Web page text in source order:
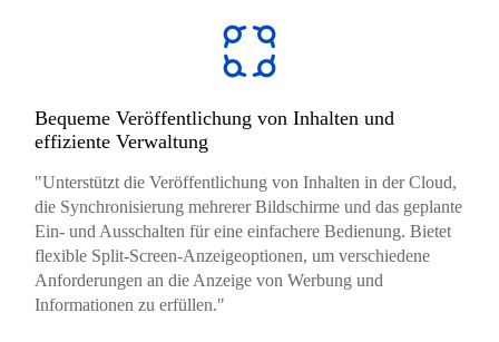
Bequeme Veröffentlichung von Inhalten und
effiziente Verwaltung
"Unterstützt die Veröffentlichung von Inhalten in der Cloud,
die Synchronisierung mehrerer Bildschirme und das geplante
Ein- und Ausschalten für eine einfachere Bedienung. Bietet
flexible Split-Screen-Anzeigeoptionen, um verschiedene
Anforderungen an die Anzeige von Werbung und
Informationen zu erfüllen."